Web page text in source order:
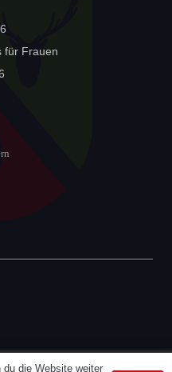
für Frauen
die Website weiter